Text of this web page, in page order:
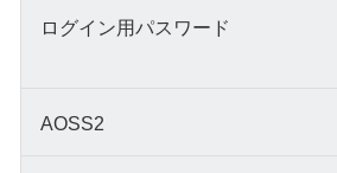
ログイン用パスワード
AOSS2